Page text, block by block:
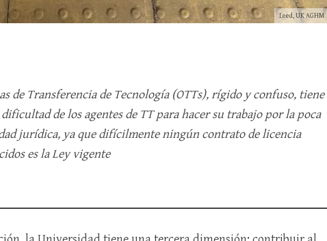
Leed, UK AGHM
de Transferencia de Tecnología (OTTs), rígido y confuso, tiene
de los agentes de TT para hacer su trabajo por la poca
jurídica, ya que difícilmente ningún contrato de licencia
es la Ley vigente